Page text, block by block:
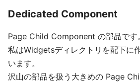
Dedicated Component
Page Child Component の部品です。
私はWidgetsディレクトリを配下に
います。
沢山の部品を扱う大きめの Page